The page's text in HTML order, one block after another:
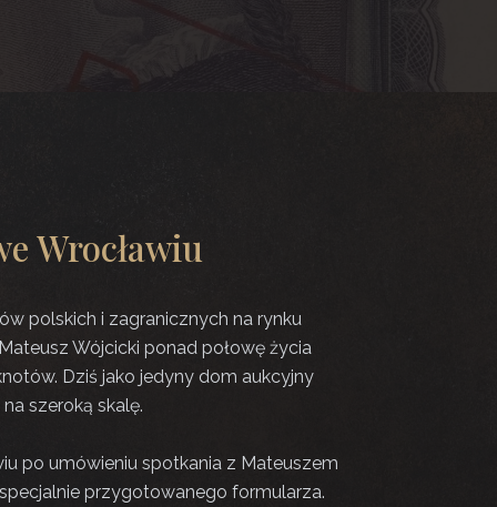
Wrocławiu
polskich i zagranicznych na rynku
Wójcicki ponad połowę życia
Dziś jako jedyny dom aukcyjny
szeroką skalę.
po umówieniu spotkania z Mateuszem
przygotowanego formularza.